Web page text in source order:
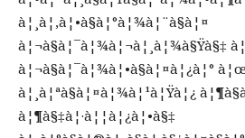
à¦¸à¦‚à¦•à§à¦°à¦¾à¦¨à§à¦¤
à¦¬à§à¦¯à¦¾à¦¬à¦¸à¦¾à§Ÿà§‡
à¦¬à§à¦¯à¦¾à¦•à§à¦¤à¦¿à¦°
à¦¸à¦ªà§à¦¤à¦¾à¦¹à¦Ÿà¦¿
à¦¶à§‡à¦·à¦¦à¦¿à¦•à§‡